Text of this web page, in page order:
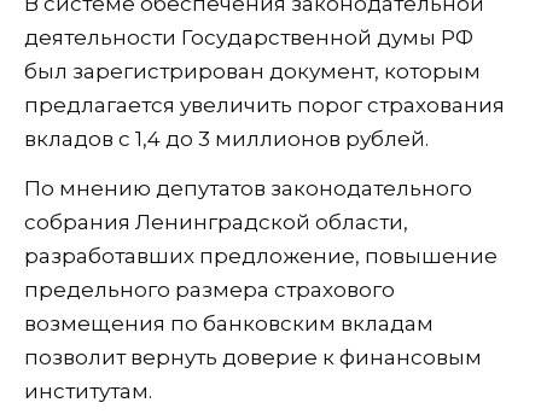
деятельности Государственной думы РФ
был зарегистрирован документ, которым
предлагается увеличить порог страхования
вкладов с 1,4 до 3 миллионов рублей.
По мнению депутатов законодательного
собрания Ленинградской области,
разработавших предложение, повышение
предельного размера страхового
возмещения по банковским вкладам
позволит вернуть доверие к финансовым
институтам.